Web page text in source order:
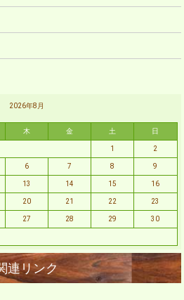
2026年8月
木 金 土 日
1 2
6 7 8 9
13 14 15 16
20 21 22 23
27 28 29 30